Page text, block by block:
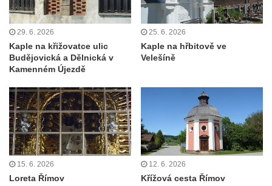
Kostel svatého Vavřince v Okounově
Kostel svatých Petra a Pavla v Semilech
Kostel Nanebevzetí Panny Marie (St. Mariä
Himmelfahrt) v Schirgiswalde
Krasíkov
Kaple Olivetské hory pod věží kostela
svatého Michaela Archanděla v Bochově
Mildeova kaple pod Ortelem
Kostel Zvěstování Panny Marie v Duchcově
29. 6. 2026
Kaple na křižovatce ulic
Budějovická a Dělnická v
Kamenném Újezdě
25. 6. 2026
Kaple na hřbitově ve
Velešíně
15. 6. 2026
Loreta Římov
12. 6. 2026
Křížová cesta Římov